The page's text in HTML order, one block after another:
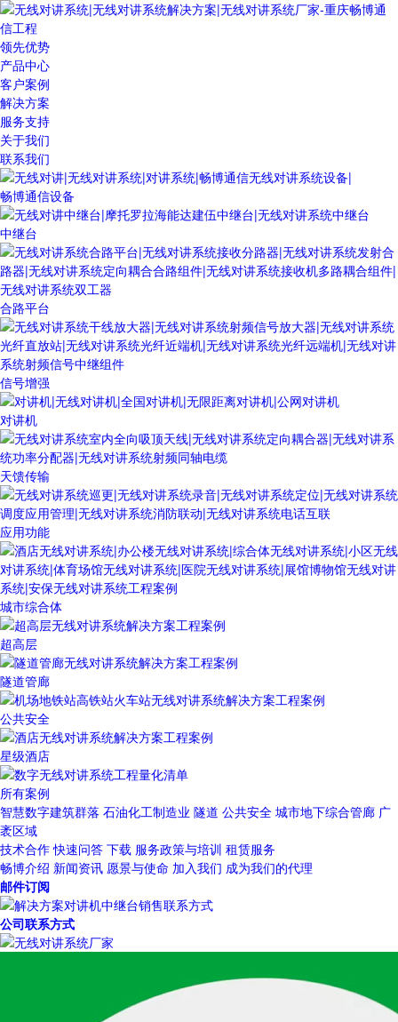
领先优势
产品中心
客户案例
解决方案
服务支持
关于我们
联系我们
畅博通信设备
中继台
合路平台
信号增强
对讲机
天馈传输
应用功能
城市综合体
超高层
隧道管廊
公共安全
星级酒店
所有案例
智慧数字建筑群落 石油化工制造业 隧道 公共安全 城市地下综合管廊 广
袤区域
技术合作 快速问答 下载 服务政策与培训 租赁服务
畅博介绍 新闻资讯 愿景与使命 加入我们 成为我们的代理
邮件订阅
公司联系方式